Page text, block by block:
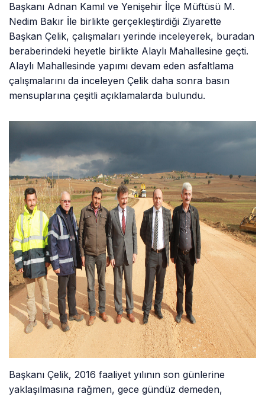
Başkanı Adnan Kamıl ve Yenişehir İlçe Müftüsü M.
Nedim Bakır İle birlikte gerçekleştirdiği Ziyarette
Başkan Çelik, çalışmaları yerinde inceleyerek, buradan
beraberindeki heyetle birlikte Alaylı Mahallesine geçti.
Alaylı Mahallesinde yapımı devam eden asfaltlama
çalışmalarını da inceleyen Çelik daha sonra basın
mensuplarına çeşitli açıklamalarda bulundu.
Başkanı Çelik, 2016 faaliyet yılının son günlerine
yaklaşılmasına rağmen, gece gündüz demeden,